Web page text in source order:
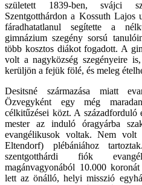
született 1839-ben, svájci
Szentgotthárdon a Kossuth Lajos
fáradhatatlanul segítette a
gimnázium szegény sorsú
több kosztos diákot fogadott. A
volt a nagyközség szegényeire
kerüljön a fejük fölé, és meleg
Desitsné származása miatt
Özvegyként egy még
célkitűzései közt. A századforduló
mester az induló óragyárba
evangélikusok voltak. Nem volt
Eltendorf) plébániához
szentgotthárdi fiók
magánvagyonából 10.000
lett az önálló, helyi misszió